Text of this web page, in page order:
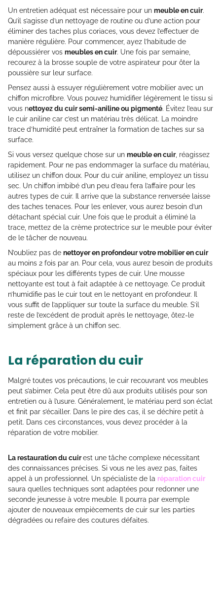
Un entretien adéquat est nécessaire pour un meuble en cuir.
Qu’il s’agisse d’un nettoyage de routine ou d’une action pour
éliminer des taches plus coriaces, vous devez l’effectuer de
manière régulière. Pour commencer, ayez l’habitude de
dépoussiérer vos meubles en cuir. Une fois par semaine,
recourez à la brosse souple de votre aspirateur pour ôter la
poussière sur leur surface.
Pensez aussi à essuyer régulièrement votre mobilier avec un
chiffon microfibre. Vous pouvez humidifier légèrement le tissu si
vous nettoyez du cuir semi-aniline ou pigmenté. Évitez l’eau sur
le cuir aniline car c’est un matériau très délicat. La moindre
trace d’humidité peut entraîner la formation de taches sur sa
surface.
Si vous versez quelque chose sur un meuble en cuir, réagissez
rapidement. Pour ne pas endommager la surface du matériau,
utilisez un chiffon doux. Pour du cuir aniline, employez un tissu
sec. Un chiffon imbibé d’un peu d’eau fera l’affaire pour les
autres types de cuir. Il arrive que la substance renversée laisse
des taches tenaces. Pour les enlever, vous aurez besoin d’un
détachant spécial cuir. Une fois que le produit a éliminé la
trace, mettez de la crème protectrice sur le meuble pour éviter
de le tâcher de nouveau.
N’oubliez pas de nettoyer en profondeur votre mobilier en cuir
au moins 2 fois par an. Pour cela, vous aurez besoin de produits
spéciaux pour les différents types de cuir. Une mousse
nettoyante est tout à fait adaptée à ce nettoyage. Ce produit
n’humidifie pas le cuir tout en le nettoyant en profondeur. Il
vous suffit de l’appliquer sur toute la surface du meuble. S’il
reste de l’excédent de produit après le nettoyage, ôtez-le
simplement grâce à un chiffon sec.
La réparation du cuir
Malgré toutes vos précautions, le cuir recouvrant vos meubles
peut s’abimer. Cela peut être dû aux produits utilisés pour son
entretien ou à l’usure. Généralement, le matériau perd son éclat
et finit par s’écailler. Dans le pire des cas, il se déchire petit à
petit. Dans ces circonstances, vous devez procéder à la
réparation de votre mobilier.
La restauration du cuirest une tâche complexe nécessitant
des connaissances précises. Si vous ne les avez pas, faites
appel à un professionnel. Un spécialiste de la réparation cuir
saura quelles techniques sont adaptées pour redonner une
seconde jeunesse à votre meuble. Il pourra par exemple
ajouter de nouveaux empiècements de cuir sur les parties
dégradées ou refaire des coutures défaites.